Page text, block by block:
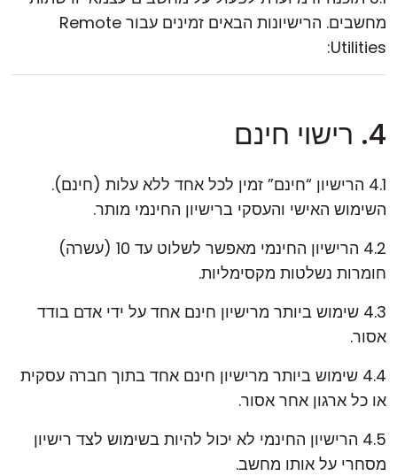
מחשבים. הרישיונות הבאים זמינים עבור Remote
Utilities:
4. רישוי חינם
4.1 הרישיון “חינם” זמין לכל אחד ללא עלות (חינם).
השימוש האישי והעסקי ברישיון החינמי מותר.
4.2 הרישיון החינמי מאפשר לשלוט עד 10 (עשרה)
חומרות נשלטות מקסימליות.
4.3 שימוש ביותר מרישיון חינם אחד על ידי אדם בודד
אסור.
4.4 שימוש ביותר מרישיון חינם אחד בתוך חברה עסקית
או כל ארגון אחר אסור.
4.5 הרישיון החינמי לא יכול להיות בשימוש לצד רישיון
מסחרי על אותו מחשב.